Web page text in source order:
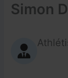
Simon